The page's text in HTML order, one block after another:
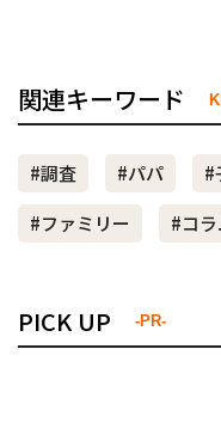
関連キーワード
#調査 #パパ #
#ファミリー
#コラ
PICK UP -PR-